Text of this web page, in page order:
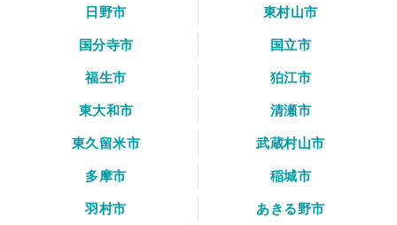
日野市
東村山市
国分寺市
国立市
福生市
狛江市
東大和市
清瀬市
東久留米市
武蔵村山市
多摩市
稲城市
羽村市
あきる野市